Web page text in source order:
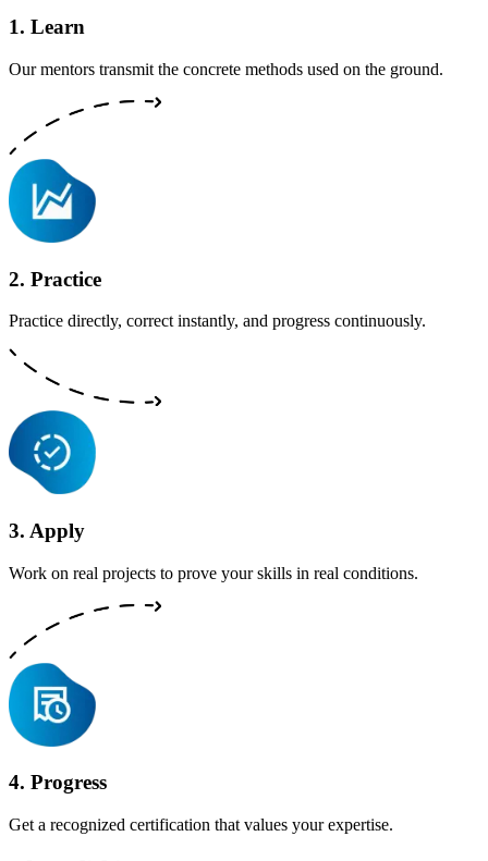
1. Learn
Our mentors transmit the concrete methods used on the ground.
2. Practice
Practice directly, correct instantly, and progress continuously.
3. Apply
Work on real projects to prove your skills in real conditions.
4. Progress
Get a recognized certification that values your expertise.